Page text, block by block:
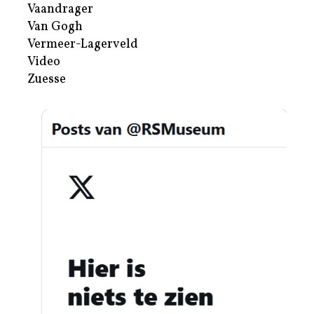
Vaandrager
Van Gogh
Vermeer-Lagerveld
Video
Zuesse